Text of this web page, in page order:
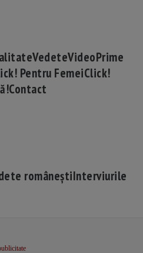
VedeteVideoPrime
Pentru FemeiClick!
Contact
româneștiInterviurile